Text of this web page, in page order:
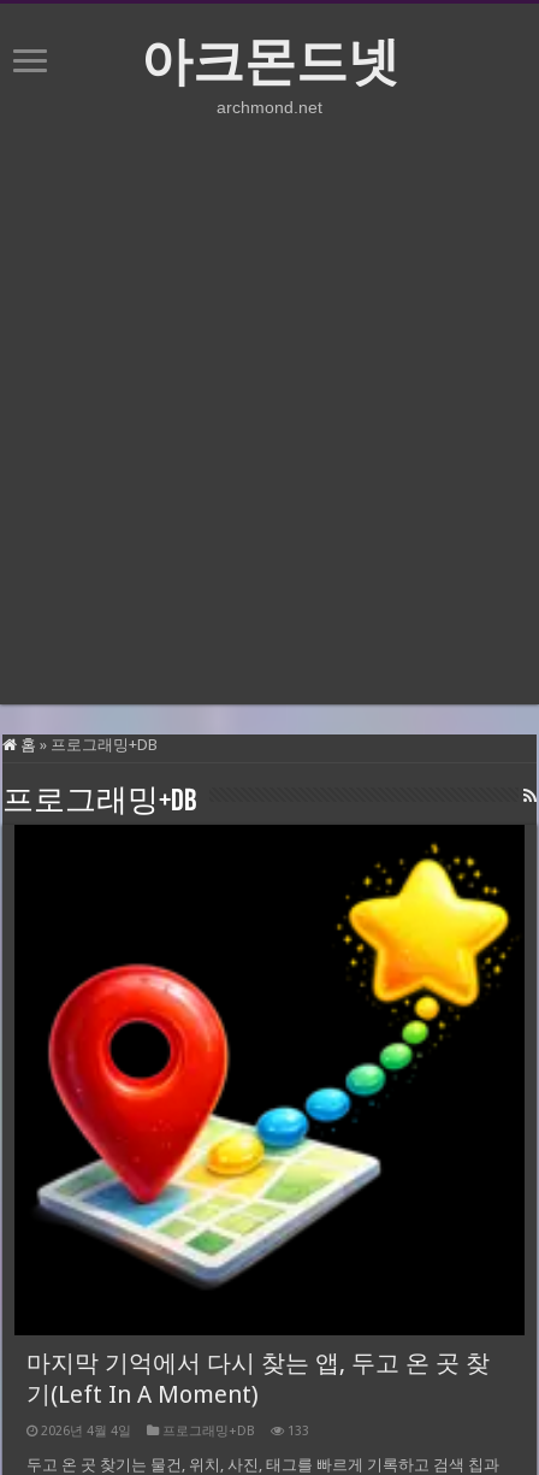
아크몬드넷
archmond.net
홈 » 프로그래밍+DB
프로그래밍+DB
마지막 기억에서 다시 찾는 앱, 두고 온 곳 찾
기(Left In A Moment)
2026년 4월 4일 프로그래밍+DB 133
두고 온 곳 찾기는 물건, 위치, 사진, 태그를 빠르게 기록하고 검색 칩과